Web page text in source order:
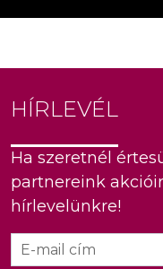
HÍRLEVÉL
Ha szeretnél
partnereink
hírlevelünkre!